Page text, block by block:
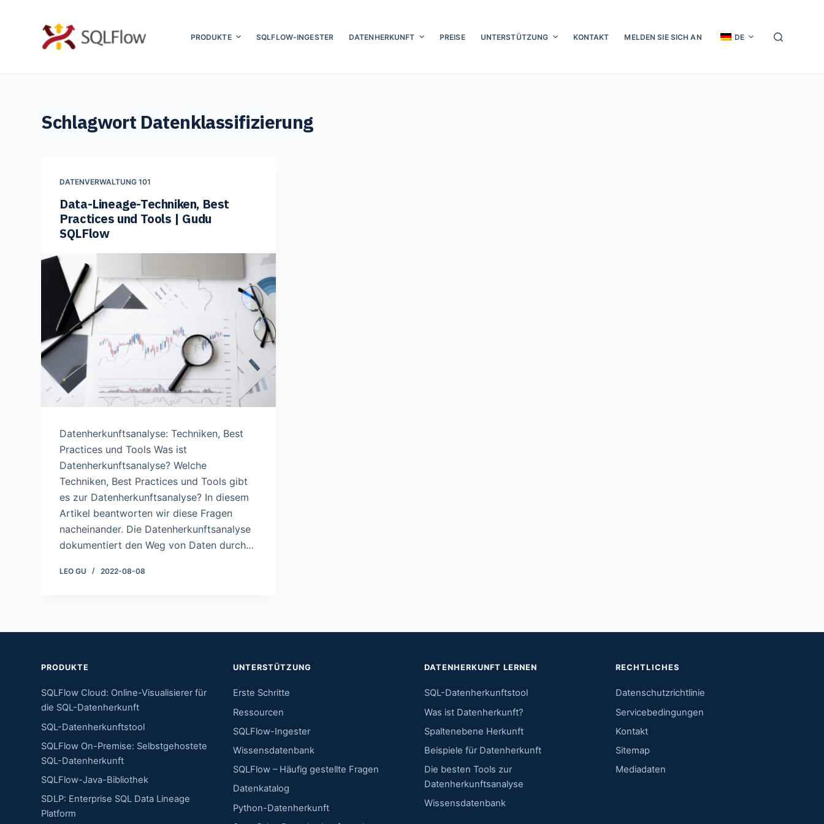
PRODUKTE SQLFLOW-INGESTER DATENHERKUNFT PREISE UNTERSTÜTZUNG KONTAKT MELDEN SIE SICH AN DE
Schlagwort Datenklassifizierung
DATENVERWALTUNG 101
Data-Lineage-Techniken, Best
Practices und Tools | Gudu
SQLFlow
Datenherkunftsanalyse: Techniken, Best
Practices und Tools Was ist
Datenherkunftsanalyse? Welche
Techniken, Best Practices und Tools gibt
es zur Datenherkunftsanalyse? In diesem
Artikel beantworten wir diese Fragen
nacheinander. Die Datenherkunftsanalyse
dokumentiert den Weg von Daten durch…
LEO GU 2022-08-08
PRODUKTE
SQLFlow Cloud: Online-Visualisierer für
die SQL-Datenherkunft
SQL-Datenherkunftstool
SQLFlow On-Premise: Selbstgehostete
SQL-Datenherkunft
SQLFlow-Java-Bibliothek
SDLP: Enterprise SQL Data Lineage
Platform
UNTERSTÜTZUNG
Erste Schritte
Ressourcen
SQLFlow-Ingester
Wissensdatenbank
SQLFlow – Häufig gestellte Fragen
Datenkatalog
Python-Datenherkunft
DATENHERKUNFT LERNEN
SQL-Datenherkunftstool
Was ist Datenherkunft?
Spaltenebene Herkunft
Beispiele für Datenherkunft
Die besten Tools zur
Datenherkunftsanalyse
Wissensdatenbank
RECHTLICHES
Datenschutzrichtlinie
Servicebedingungen
Kontakt
Sitemap
Mediadaten